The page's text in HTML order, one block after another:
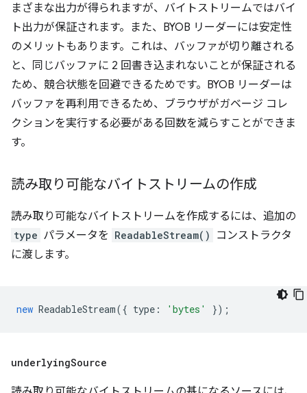
まざまな出力が得られますが、バイトストリームではバイ
ト出力が保証されます。また、BYOB リーダーには安定性
のメリットもあります。これは、バッファが切り離される
と、同じバッファに 2 回書き込まれないことが保証される
ため、競合状態を回避できるためです。BYOB リーダーは
バッファを再利用できるため、ブラウザがガベージ コレ
クションを実行する必要がある回数を減らすことができま
す。
読み取り可能なバイトストリームの作成
読み取り可能なバイトストリームを作成するには、追加の
type パラメータを ReadableStream()
コンストラクタ
に渡します。
new ReadableStream({ type : 'bytes' });
underlyingSource